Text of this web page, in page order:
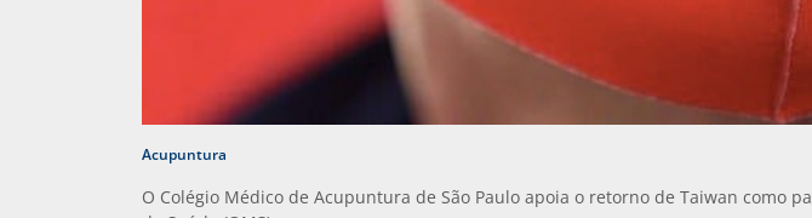
Acupuntura
O Colégio Médico de Acupuntura de São Paulo apoia o retorno de Taiwan como